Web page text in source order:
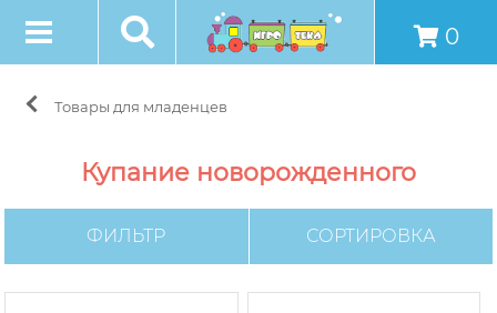
0
Товары для младенцев
Купание новорожденного
ФИЛЬТР СОРТИРОВКА